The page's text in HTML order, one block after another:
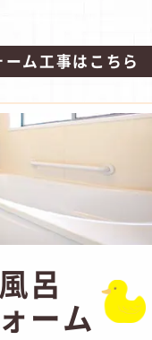
ム工事はこちら
呂
ーム